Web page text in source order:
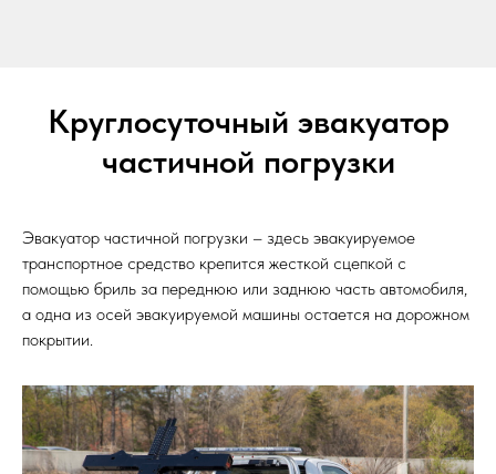
Круглосуточный эвакуатор
частичной погрузки
Эвакуатор частичной погрузки – здесь эвакуируемое
транспортное средство крепится жесткой сцепкой с
помощью бриль за переднюю или заднюю часть автомобиля,
а одна из осей эвакуируемой машины остается на дорожном
покрытии.